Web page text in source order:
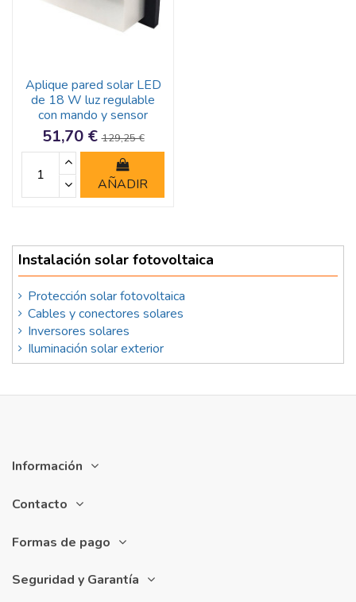
Aplique pared solar LED
de 18 W luz regulable
con mando y sensor
51,70 €129,25 €
AÑADIR
Instalación solar fotovoltaica
Protección solar fotovoltaica
Cables y conectores solares
Inversores solares
Iluminación solar exterior
Información
Contacto
Formas de pago
Seguridad y Garantía